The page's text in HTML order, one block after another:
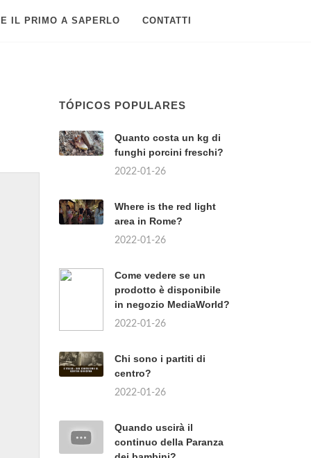
IL PRIMO A SAPERLO CONTATTI
TÓPICOS POPULARES
Quanto costa un kg di
funghi porcini freschi?
2022-01-26
Where is the red light
area in Rome?
2022-01-26
Come vedere se un
prodotto è disponibile
in negozio MediaWorld?
2022-01-26
Chi sono i partiti di
centro?
2022-01-26
Quando uscirà il
continuo della Paranza